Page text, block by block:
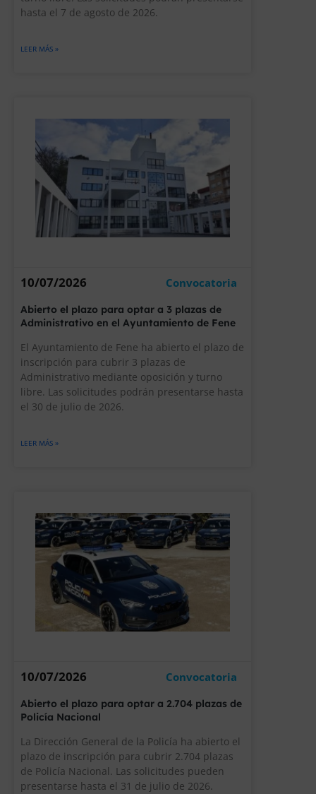
hasta el 7 de agosto de 2026.
LEER MÁS »
Convocatoria
Abierto el plazo para optar a 3 plazas de
Administrativo en el Ayuntamiento de Fene
El Ayuntamiento de Fene ha abierto el plazo de
inscripción para cubrir 3 plazas de
Administrativo mediante oposición y turno
libre. Las solicitudes podrán presentarse hasta
el 30 de julio de 2026.
LEER MÁS »
10/07/2026
Convocatoria
Abierto el plazo para optar a 2.704 plazas de
Policía Nacional
La Dirección General de la Policía ha abierto el
plazo de inscripción para cubrir 2.704 plazas
de Policía Nacional. Las solicitudes pueden
presentarse hasta el 31 de julio de 2026.
10/07/2026